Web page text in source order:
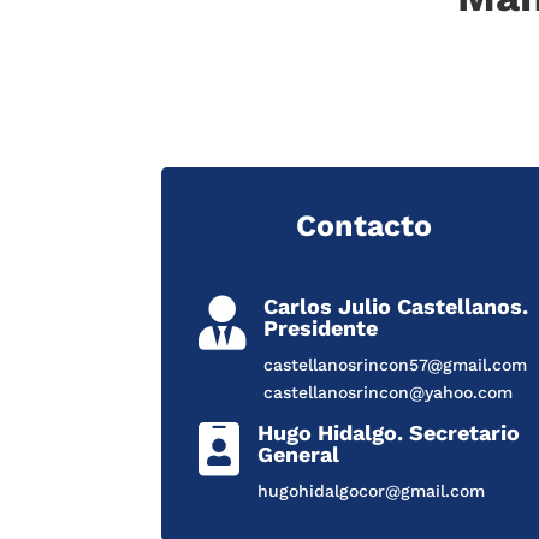
Contacto

Carlos Julio Castellanos.
Presidente
castellanosrincon57@gmail.com
castellanosrincon@yahoo.com

Hugo Hidalgo. Secretario
General
hugohidalgocor@gmail.com